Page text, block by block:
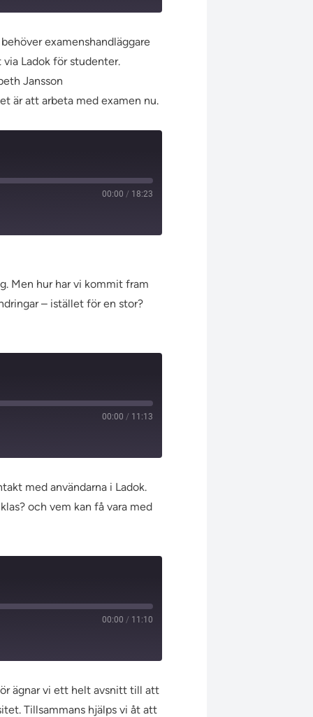
examenshandläggare
Ladok för studenter.
Jansson
är att arbeta med examen nu.
00:00 / 18:23
Men hur har vi kommit fram
– istället för en stor?
00:00 / 11:13
med användarna i Ladok.
och vem kan få vara med
00:00 / 11:10
ägnar vi ett helt avsnitt till att
Tillsammans hjälps vi åt att